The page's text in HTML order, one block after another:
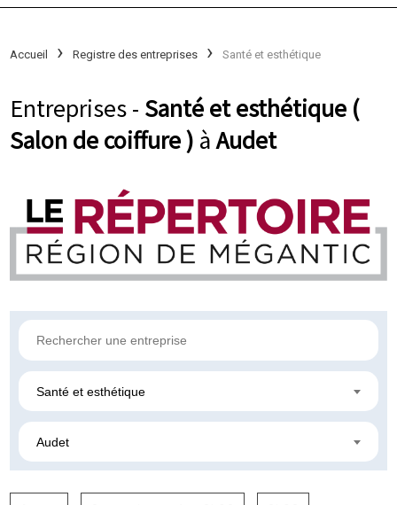
Accueil Registre des entreprises Santé et esthétique
Entreprises - Santé et esthétique (
Salon de coiffure ) àAudet
Santé et esthétique
Audet